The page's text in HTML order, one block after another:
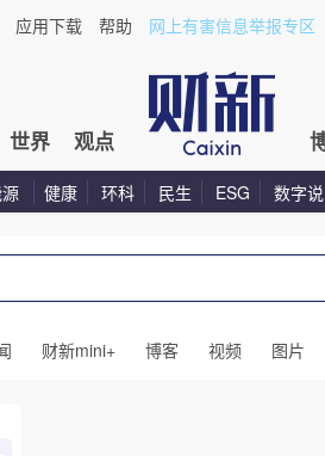
应用下载 帮助 网上有害信息举报专区
世界 观点
健康 环科 民生 ESG 数字说
财新mini+ 博客 视频 图片